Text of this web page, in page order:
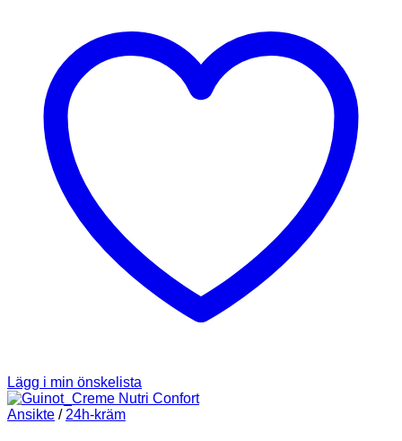
Lägg i min önskelista
Ansikte / 24h-kräm